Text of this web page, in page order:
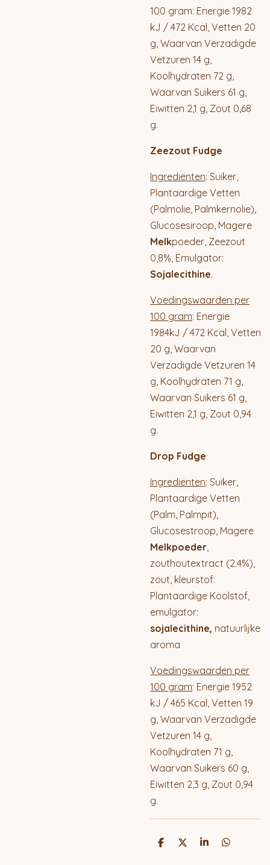
100 gram: Energie 1982
kJ / 472 Kcal, Vetten 20
g, Waarvan Verzadigde
Vetzuren 14 g,
Koolhydraten 72 g,
Waarvan Suikers 61 g,
Eiwitten 2,1 g, Zout 0,68
g.
Zeezout Fudge
Ingrediënten: Suiker,
Plantaardige Vetten
(Palmolie, Palmkernolie),
Glucosesiroop, Magere
Melkpoeder, Zeezout
0,8%, Emulgator:
Sojalecithine.
Voedingswaarden per
100 gram: Energie
1984kJ / 472 Kcal, Vetten
20 g, Waarvan
Verzadigde Vetzuren 14
g, Koolhydraten 71 g,
Waarvan Suikers 61 g,
Eiwitten 2,1 g, Zout 0,94
g.
Drop Fudge
Ingrediënten: Suiker,
Plantaardige Vetten
(Palm, Palmpit),
Glucosestroop, Magere
Melkpoeder,
zouthoutextract (2.4%),
zout, kleurstof:
Plantaardige Koolstof,
emulgator:
sojalecithine, natuurlijke
aroma
Voedingswaarden per
100 gram: Energie 1952
kJ / 465 Kcal, Vetten 19
g, Waarvan Verzadigde
Vetzuren 14 g,
Koolhydraten 71 g,
Waarvan Suikers 60 g,
Eiwitten 2,3 g, Zout 0,94
g.
D
D
S
D